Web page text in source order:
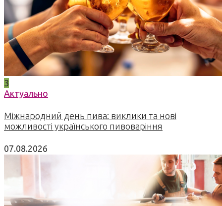
3
Актуально
Міжнародний день пива: виклики та нові
можливості українського пивоваріння
07.08.2026